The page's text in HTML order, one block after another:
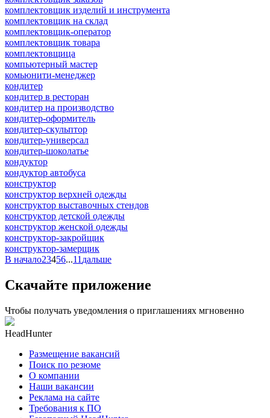
комплектовщик изделий и инструмента
комплектовщик на склад
комплектовщик-оператор
комплектовщик товара
комплектовщица
компьютерный мастер
комьюнити-менеджер
кондитер
кондитер в ресторан
кондитер на производство
кондитер-оформитель
кондитер-скульптор
кондитер-универсал
кондитер-шоколатье
кондуктор
кондуктор автобуса
конструктор
конструктор верхней одежды
конструктор выставочных стендов
конструктор детской одежды
конструктор женской одежды
конструктор-закройщик
конструктор-замерщик
В начало23456...11 дальше
Скачайте приложение
Чтобы получать уведомления о приглашениях мгновенно
HeadHunter
Размещение вакансий
Поиск по резюме
О компании
Наши вакансии
Реклама на сайте
Требования к ПО